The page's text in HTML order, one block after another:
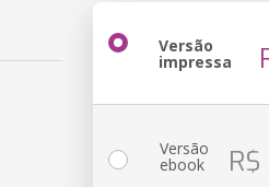
Versão
impressa
Versão
ebook R$